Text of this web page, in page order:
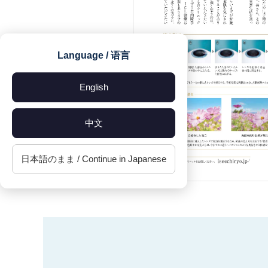
Language / 语言
English
中文
日本語のまま / Continue in Japanese